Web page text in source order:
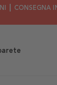
┃ CONSEGNA